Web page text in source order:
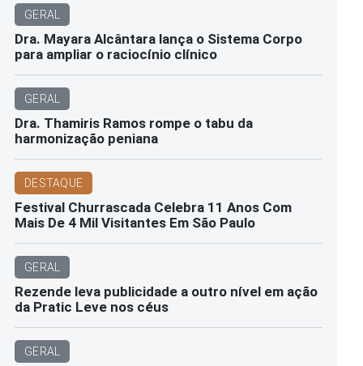
GERAL
Dra. Mayara Alcântara lança o Sistema Corpo
para ampliar o raciocínio clínico
GERAL
Dra. Thamiris Ramos rompe o tabu da
harmonização peniana
DESTAQUE
Festival Churrascada Celebra 11 Anos Com
Mais De 4 Mil Visitantes Em São Paulo
GERAL
Rezende leva publicidade a outro nível em ação
da Pratic Leve nos céus
GERAL